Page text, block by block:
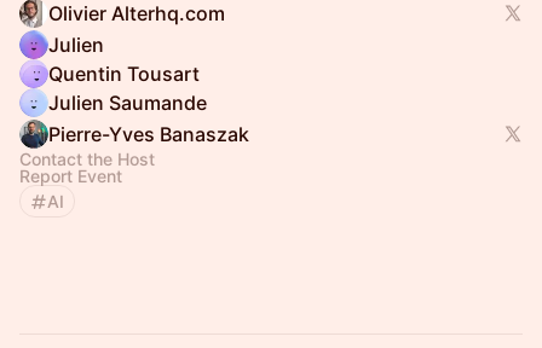
Olivier Alterhq.com
Julien
Quentin Tousart
Julien Saumande
Pierre-Yves Banaszak
Contact the Host
Report Event
AI